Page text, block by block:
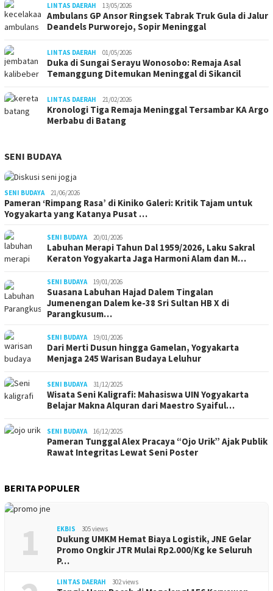
LINTAS DAERAH 13/05/2026
Ambulans GP Ansor Ringsek Tabrak Truk Gula di Jalur
Deandels Purworejo, Sopir Meninggal
LINTAS DAERAH 01/05/2026
Duka di Sungai Serayu Wonosobo: Remaja Asal
Temanggung Ditemukan Meninggal di Sikancil
LINTAS DAERAH 21/02/2026
Kronologi Tiga Remaja Meninggal Tersambar KA Argo
Merbabu di Batang
SENI BUDAYA
SENI BUDAYA 21/06/2026
Pameran ‘Rimpang Rasa’ di Kiniko Galeri: Kritik Tajam untuk
Yogyakarta yang Katanya Pusat …
SENI BUDAYA 20/01/2026
Labuhan Merapi Tahun Dal 1959/2026, Laku Sakral
Keraton Yogyakarta Jaga Harmoni Alam dan M…
SENI BUDAYA 19/01/2026
Suasana Labuhan Hajad Dalem Tingalan
Jumenengan Dalem ke-38 Sri Sultan HB X di
Parangkusum…
SENI BUDAYA 19/01/2026
Dari Merti Dusun hingga Gamelan, Yogyakarta
Menjaga 245 Warisan Budaya Leluhur
SENI BUDAYA 31/12/2025
Wisata Seni Kaligrafi: Mahasiswa UIN Yogyakarta
Belajar Makna Alquran dari Maestro Syaiful…
SENI BUDAYA 16/12/2025
Pameran Tunggal Alex Pracaya “Ojo Urik” Ajak Publik
Rawat Integritas Lewat Seni Poster
BERITA POPULER
1 EKBIS 305 views
Dukung UMKM Hemat Biaya Logistik, JNE Gelar
Promo Ongkir JTR Mulai Rp2.000/Kg ke Seluruh
P…
LINTAS DAERAH 302 views